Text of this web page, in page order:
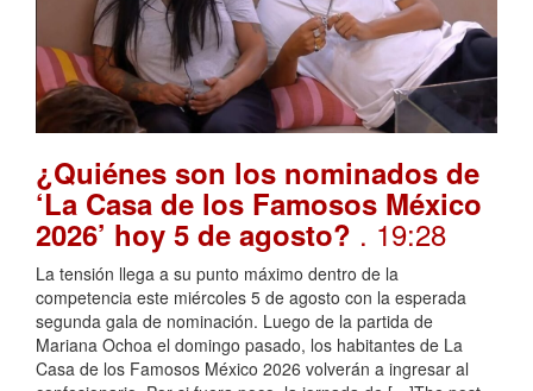
¿Quiénes son los nominados de
‘La Casa de los Famosos México
2026’ hoy 5 de agosto? . 19:28
La tensión llega a su punto máximo dentro de la
competencia este miércoles 5 de agosto con la esperada
segunda gala de nominación. Luego de la partida de
Mariana Ochoa el domingo pasado, los habitantes de La
Casa de los Famosos México 2026 volverán a ingresar al